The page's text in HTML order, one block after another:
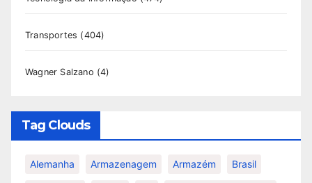
Transportes (404)
Wagner Salzano (4)
Tag Clouds
Alemanha Armazenagem Armazém Brasil